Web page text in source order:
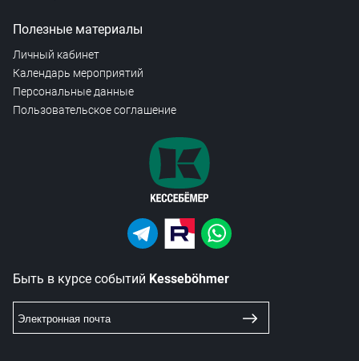
Полезные материалы
Личный кабинет
Календарь мероприятий
Персональные данные
Пользовательское соглашение
Быть в курсе событий Kesseböhmer